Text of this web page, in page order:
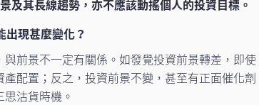
及其長線趨勢，亦不應該動搖個人的投資目標。
現甚麼變化？
前景不一定有關係。如發覺投資前景轉差，即使
配置；反之，投資前景不變，甚至有正面催化劑
沽貨時機。